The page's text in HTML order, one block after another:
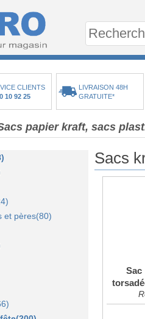
CLIENTS
10 92 25
LIVRAISON 48H
GRATUITE*
papier kraft, sacs
été(20)
de Pâques(12)
et pères(80)
et pères(21)
pères(63)
et terrasse(37)
Sacs
Sac